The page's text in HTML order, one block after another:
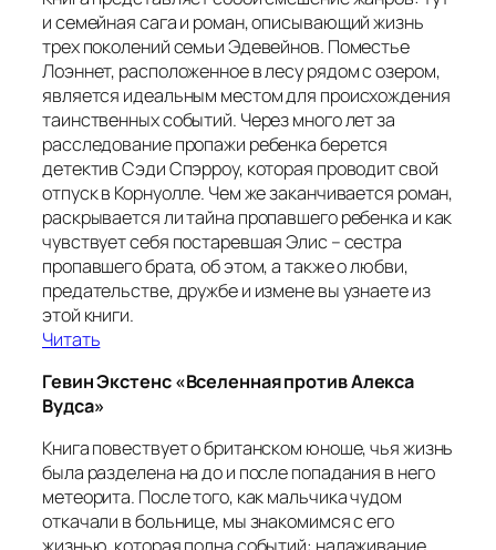
и семейная сага и роман, описывающий жизнь
трех поколений семьи Эдевейнов. Поместье
Лоэннет, расположенное в лесу рядом с озером,
является идеальным местом для происхождения
таинственных событий. Через много лет за
расследование пропажи ребенка берется
детектив Сэди Спэрроу, которая проводит свой
отпуск в Корнуолле. Чем же заканчивается роман,
раскрывается ли тайна пропавшего ребенка и как
чувствует себя постаревшая Элис – сестра
пропавшего брата, об этом, а также о любви,
предательстве, дружбе и измене вы узнаете из
этой книги.
Читать
Гевин Экстенс «Вселенная против Алекса
Вудса»
Книга повествует о британском юноше, чья жизнь
была разделена на до и после попадания в него
метеорита. После того, как мальчика чудом
откачали в больнице, мы знакомимся с его